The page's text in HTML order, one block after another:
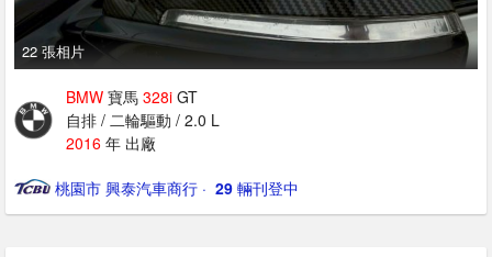
22 張相片
BMW 寶馬 328i GT
自排 / 二輪驅動 / 2.0 L
2016 年 出廠
桃園市 興泰汽車商行 · ‎ 29 輛刊登中